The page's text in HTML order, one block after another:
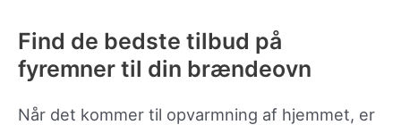
Find de bedste tilbud på
fyremner til din brændeovn
Når det kommer til opvarmning af hjemmet, er